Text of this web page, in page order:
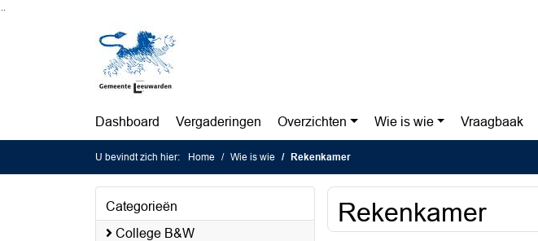
Dashboard Vergaderingen Overzichten Wie is wie Vraagbaak
U bevindt zich hier: Home Wie is wie Rekenkamer
Categorieën
College B&W
Rekenkamer